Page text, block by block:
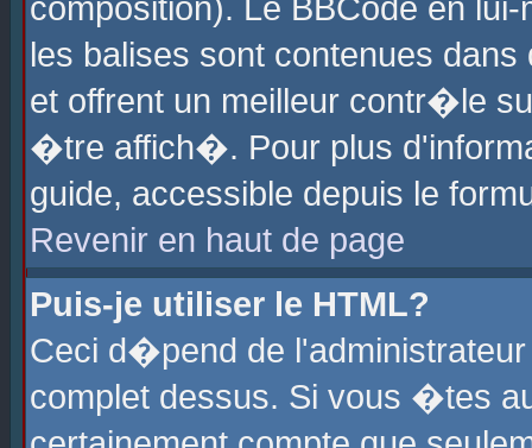
composition). Le BBCode en
les balises sont contenues
et offrent un meilleur contr�le
�tre affich�. Pour plus
guide, accessible depuis le
Revenir en haut de page
Puis-je utiliser le HTML?
Ceci d�pend de
complet dessus. Si vous �tes